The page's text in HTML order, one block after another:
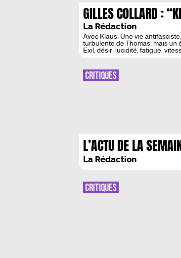
GILLES COLLARD :
La Rédaction
Avec Klaus. Une vie
turbulente de Thomas, mais un
Exil, désir, lucidité, fatigue,
L’ACTU DE LA
OCTOBRE
La Rédaction
CRITIQUES
CRITIQUES